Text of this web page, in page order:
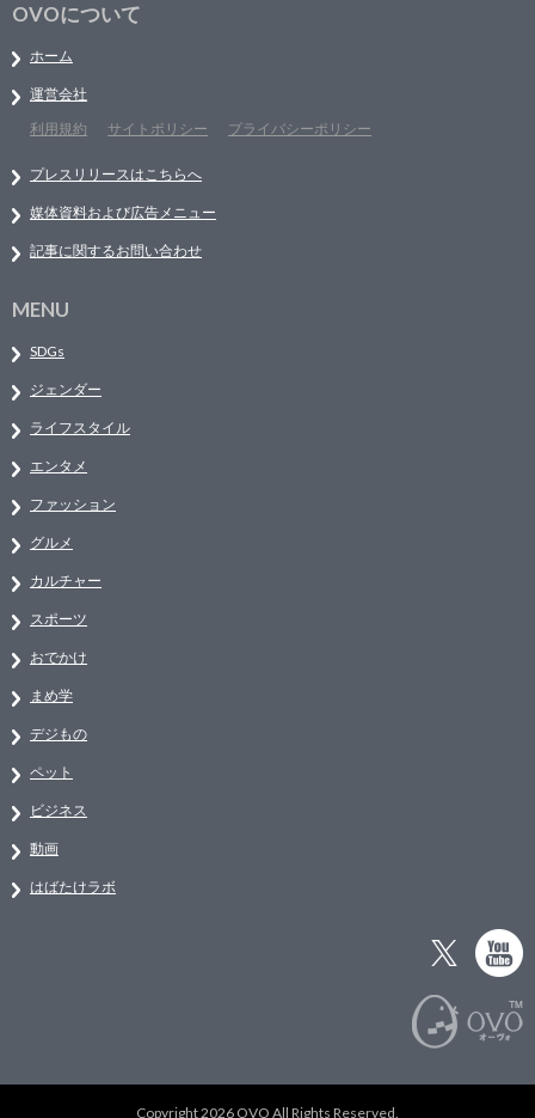
OVOについて
ホーム
運営会社
利用規約
サイトポリシー プライバシーポリシー
プレスリリースはこちらへ
媒体資料および広告メニュー
記事に関するお問い合わせ
MENU
SDGs
ジェンダー
ライフスタイル
エンタメ
ファッション
グルメ
カルチャー
スポーツ
おでかけ
まめ学
デジもの
ペット
ビジネス
動画
はばたけラボ
Copyright 2026 OVO All Rights Reserved.